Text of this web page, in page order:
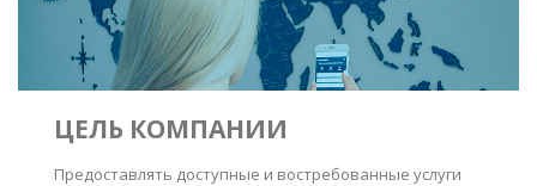
ЦЕЛЬ КОМПАНИИ
Предоставлять доступные и востребованные услуги